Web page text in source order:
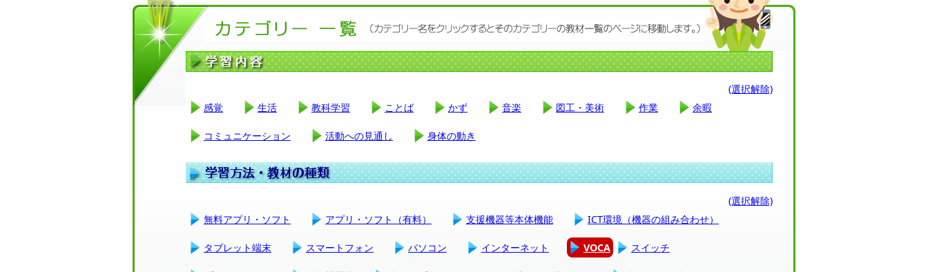
(選択解除)
感覚
生活 教科学習 ことば かず 音楽 図工・美術 作業 余暇
コミュニケーション 活動への見通し 身体の動き
(選択解除)
無料アプリ・ソフト
アプリ・ソフト（有料） 支援機器等本体機能 ICT環境（機器の組み合わせ）
タブレット端末 スマートフォン パソコン インターネット VOCA スイッチ